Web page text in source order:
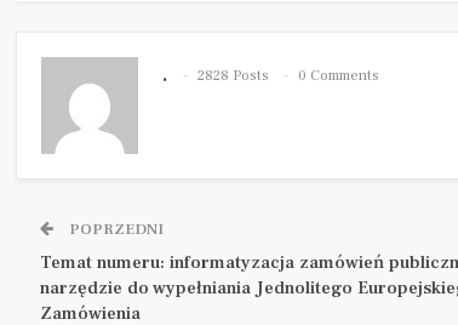
. 2828 Posts 0 Comments
POPRZEDNI
Temat numeru: informatyzacja zamówień
narzędzie do wypełniania Jednolitego
Zamówienia